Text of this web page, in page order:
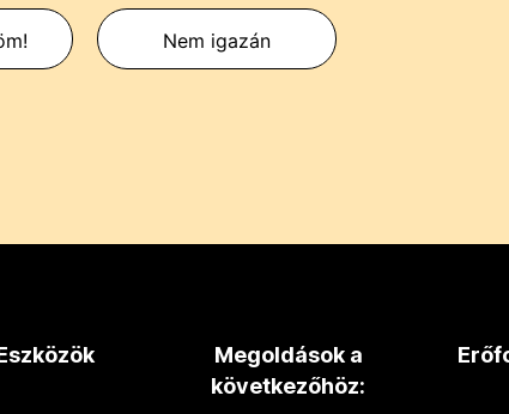
Nem igazán
Megoldások a
következőhöz: